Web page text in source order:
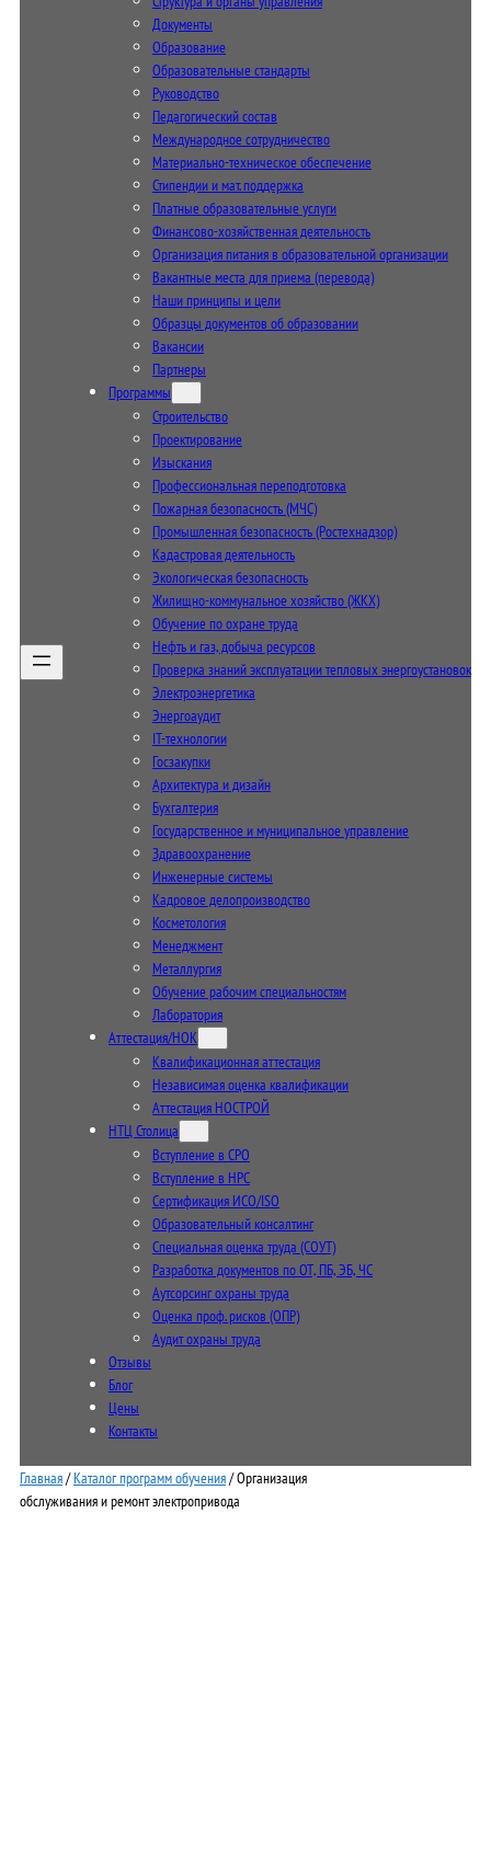
Документы
Образование
Образовательные стандарты
Руководство
Педагогический состав
Международное сотрудничество
Материально-техническое обеспечение
Стипендии и мат. поддержка
Платные образовательные услуги
Финансово-хозяйственная деятельность
Организация питания в образовательной организации
Вакантные места для приема (перевода)
Наши принципы и цели
Образцы документов об образовании
Вакансии
Партнеры
Программы
Строительство
Проектирование
Изыскания
Профессиональная переподготовка
Пожарная безопасность (МЧС)
Промышленная безопасность (Ростехнадзор)
Кадастровая деятельность
Экологическая безопасность
Жилищно-коммунальное хозяйство (ЖКХ)
Обучение по охране труда
Нефть и газ, добыча ресурсов
Проверка знаний эксплуатации тепловых энергоустановок
Электроэнергетика
Энергоаудит
IT-технологии
Госзакупки
Архитектура и дизайн
Бухгалтерия
Государственное и муниципальное управление
Здравоохранение
Инженерные системы
Кадровое делопроизводство
Косметология
Менеджмент
Металлургия
Обучение рабочим специальностям
Лаборатория
Аттестация/НОК
Квалификационная аттестация
Независимая оценка квалификации
Аттестация НОСТРОЙ
НТЦ Столица
Вступление в СРО
Вступление в НРС
Сертификация ИСО/ISO
Образовательный консалтинг
Специальная оценка труда (СОУТ)
Разработка документов по ОТ, ПБ, ЭБ, ЧС
Аутсорсинг охраны труда
Оценка проф. рисков (ОПР)
Аудит охраны труда
Отзывы
Блог
Цены
Контакты
Главная/Каталог программ обучения/ Организация
обслуживания и ремонт электропривода